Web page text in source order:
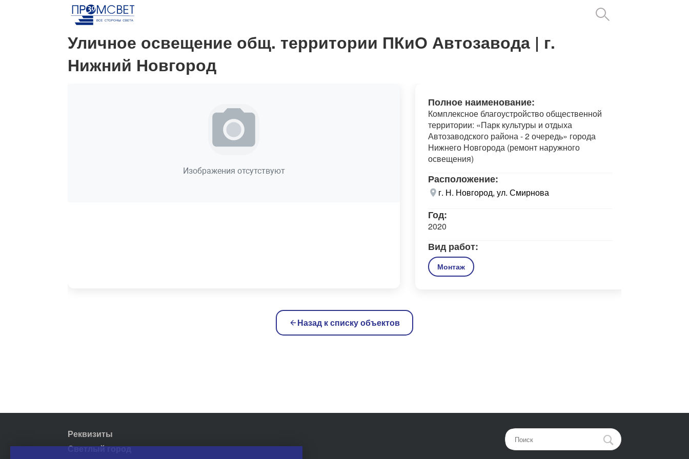
Уличное освещение общ. территории ПКиО Автозавода | г.
Нижний Новгород
Изображения отсутствуют
Полное наименование:
Комплексное благоустройство общественной
территории: «Парк культуры и отдыха
Автозаводского района - 2 очередь» города
Нижнего Новгорода (ремонт наружного
освещения)
Расположение:
г. Н. Новгород, ул. Смирнова
Год:
2020
Вид работ:
Монтаж
Назад к списку объектов
Реквизиты
Светлый город